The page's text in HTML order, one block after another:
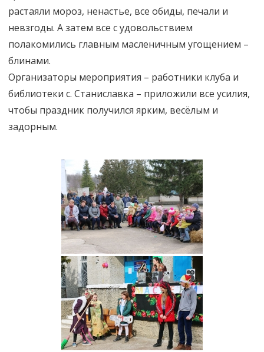
растаяли мороз, ненастье, все обиды, печали и
невзгоды. А затем все с удовольствием
полакомились главным масленичным угощением –
блинами.
Организаторы мероприятия – работники клуба и
библиотеки с. Станиславка – приложили все усилия,
чтобы праздник получился ярким, весёлым и
задорным.